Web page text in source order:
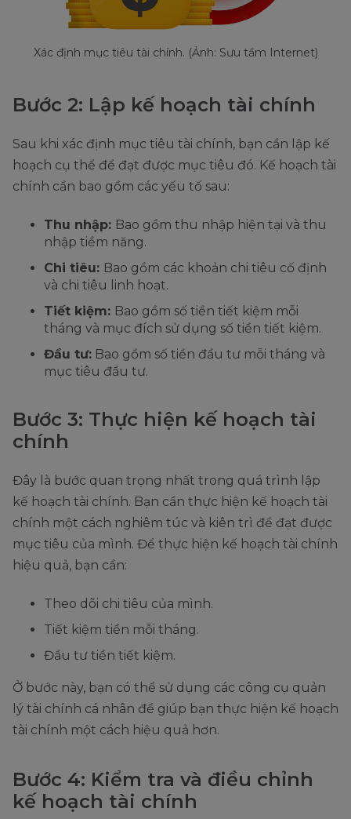
Xác định mục tiêu tài chính. (Ảnh: Sưu tầm Internet)
Bước 2: Lập kế hoạch tài chính
Sau khi xác định mục tiêu tài chính, bạn cần lập kế
hoạch cụ thể để đạt được mục tiêu đó. Kế hoạch tài
chính cần bao gồm các yếu tố sau:
Thu nhập: Bao gồm thu nhập hiện tại và thu
nhập tiềm năng.
Chi tiêu: Bao gồm các khoản chi tiêu cố định
và chi tiêu linh hoạt.
Tiết kiệm: Bao gồm số tiền tiết kiệm mỗi
tháng và mục đích sử dụng số tiền tiết kiệm.
Đầu tư: Bao gồm số tiền đầu tư mỗi tháng và
mục tiêu đầu tư.
Bước 3: Thực hiện kế hoạch tài
chính
Đây là bước quan trọng nhất trong quá trình lập
kế hoạch tài chính. Bạn cần thực hiện kế hoạch tài
chính một cách nghiêm túc và kiên trì để đạt được
mục tiêu của mình. Để thực hiện kế hoạch tài chính
hiệu quả, bạn cần:
Theo dõi chi tiêu của mình.
Tiết kiệm tiền mỗi tháng.
Đầu tư tiền tiết kiệm.
Ở bước này, bạn có thể sử dụng các công cụ quản
lý tài chính cá nhân để giúp bạn thực hiện kế hoạch
tài chính một cách hiệu quả hơn.
Bước 4: Kiểm tra và điều chỉnh
kế hoạch tài chính